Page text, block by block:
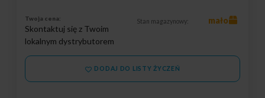
Twoja cena:
Skontaktuj się z Twoim
lokalnym dystrybutorem
Stan magazynowy: mało
DODAJ DO LISTY ŻYCZEŃ